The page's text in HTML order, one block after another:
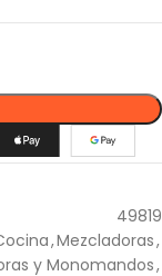
49819
,Mezcladoras,
y Monomandos,